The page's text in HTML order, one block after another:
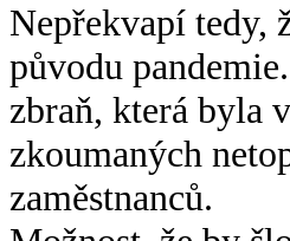
Nepřekvapí tedy,
původu
zbraň, která byla
zkoumaných
zaměstnanců.